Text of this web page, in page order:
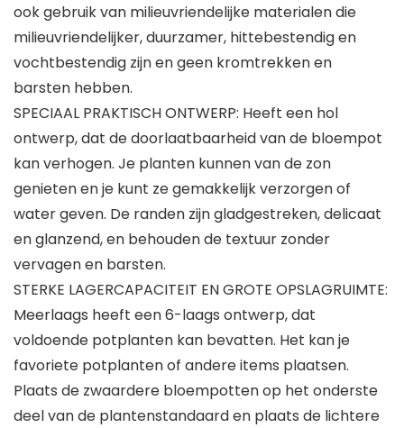
ook gebruik van milieuvriendelijke materialen die
milieuvriendelijker, duurzamer, hittebestendig en
vochtbestendig zijn en geen kromtrekken en
barsten hebben.
SPECIAAL PRAKTISCH ONTWERP: Heeft een hol
ontwerp, dat de doorlaatbaarheid van de bloempot
kan verhogen. Je planten kunnen van de zon
genieten en je kunt ze gemakkelijk verzorgen of
water geven. De randen zijn gladgestreken, delicaat
en glanzend, en behouden de textuur zonder
vervagen en barsten.
STERKE LAGERCAPACITEIT EN GROTE OPSLAGRUIMTE:
Meerlaags heeft een 6-laags ontwerp, dat
voldoende potplanten kan bevatten. Het kan je
favoriete potplanten of andere items plaatsen.
Plaats de zwaardere bloempotten op het onderste
deel van de plantenstandaard en plaats de lichtere